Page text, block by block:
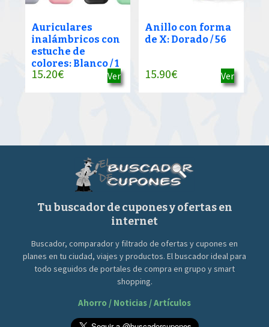
Auriculares
inalámbricos con
estuche de
colores: Blanco / 1
15.20€ Ver
Anillo con forma
de X: Dorado / 56
15.90€ Ver
Tu buscador de cupones y ofertas en
internet
Buscador, comparador y filtrado de ofertas y cupones en
planes en tu ciudad, viajes y productos. El buscador ideal para
todo seguidos de portales de compra en grupo y smart
shopping.
Ahorro / Noticias / Artículos